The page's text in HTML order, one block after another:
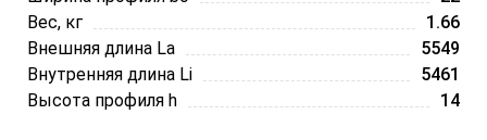
Вес, кг
1.66
Внешняя длина La
5549
Внутренняя длина Li
5461
Высота профиля h
14